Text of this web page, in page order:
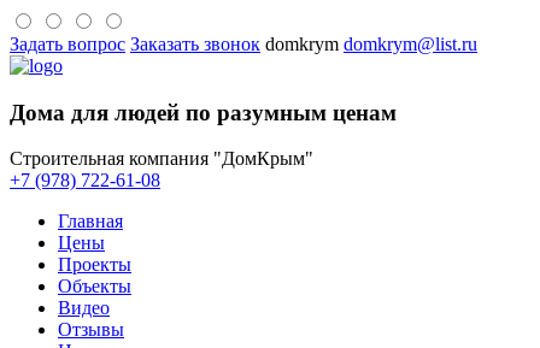
Задать вопрос Заказать звонок domkrym domkrym@list.ru
Дома для людей по разумным ценам
Строительная компания "ДомКрым"
+7 (978) 722-61-08
Главная
Цены
Проекты
Объекты
Видео
Отзывы